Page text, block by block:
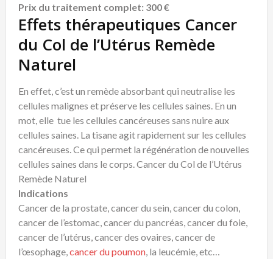
Prix du traitement complet: 300 €
Effets thérapeutiques Cancer
du Col de l’Utérus Remède
Naturel
En effet, c’est un remède absorbant qui neutralise les
cellules malignes et préserve les cellules saines. En un
mot, elle tue les cellules cancéreuses sans nuire aux
cellules saines. La tisane agit rapidement sur les cellules
cancéreuses. Ce qui permet la régénération de nouvelles
cellules saines dans le corps. Cancer du Col de l’Utérus
Remède Naturel
Indications
Cancer de la prostate, cancer du sein, cancer du colon,
cancer de l’estomac, cancer du pancréas, cancer du foie,
cancer de l’utérus, cancer des ovaires, cancer de
l’œsophage,cancer du poumon, la leucémie, etc…